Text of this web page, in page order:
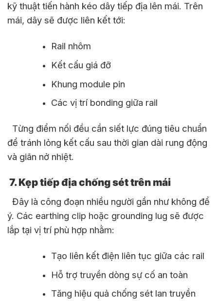
kỹ thuật tiến hành kéo dây tiếp địa lên mái. Trên
mái, dây sẽ được liên kết tới:
Rail nhôm
Kết cấu giá đỡ
Khung module pin
Các vị trí bonding giữa rail
Từng điểm nối đều cần siết lực đúng tiêu chuẩn
để tránh lỏng kết cấu sau thời gian dài rung động
và giãn nở nhiệt.
7. Kẹp tiếp địa chống sét trên mái
Đây là công đoạn nhiều người gần như không để
ý. Các earthing clip hoặc grounding lug sẽ được
lắp tại vị trí phù hợp nhằm:
Tạo liên kết điện liên tục giữa các rail
Hỗ trợ truyền dòng sự cố an toàn
Tăng hiệu quả chống sét lan truyền